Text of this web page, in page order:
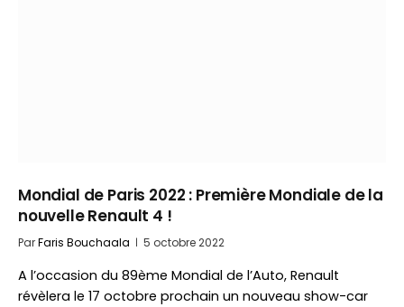
Mondial de Paris 2022 : Première Mondiale de la
nouvelle Renault 4 !
ParFaris Bouchaala 5 octobre 2022
A l’occasion du 89ème Mondial de l’Auto, Renault
révèlera le 17 octobre prochain un nouveau show-car